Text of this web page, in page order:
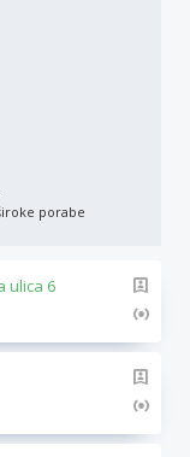
porabe
ulica 6